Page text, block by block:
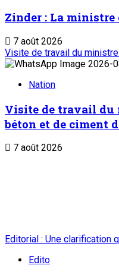
Zinder : La
7 août 2026
Visite de travail du
Nation
Visite de travail du
béton et de ciment
7 août 2026
Editorial : Une clarification
Edito